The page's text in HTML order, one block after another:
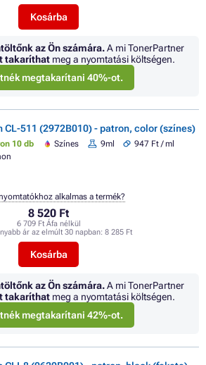
Kosárba
az Ön számára.A mi TonerPartner
takaríthat meg a nyomtatási költségen.
megtakarítani 40%-ot.
CL-511 (2972B010) - patron, color (színes)
10 db Színes 9ml
947 Ft / ml
8 520 Ft
6 709 Ft Áfa nélkül
ár az elmúlt 30 napban: 8 285 Ft
Kosárba
alkalmas a termék?
az Ön számára.A mi TonerPartner
takaríthat meg a nyomtatási költségen.
megtakarítani 42%-ot.